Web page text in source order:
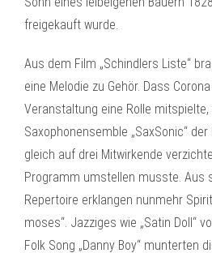
freigekauft wurde.
Aus dem Film „Schindlers Liste“
eine Melodie zu Gehör. Dass
Veranstaltung eine Rolle
Saxophonensemble „SaxSonic“
gleich auf drei Mitwirkende
Programm umstellen musste. Aus
Repertoire erklangen nunmehr
moses“. Jazziges wie „Satin Doll“
Folk Song „Danny Boy“ munterten